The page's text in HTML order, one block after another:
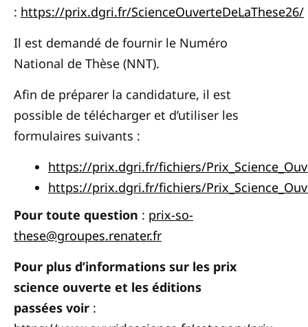
: https://prix.dgri.fr/ScienceOuverteDeLaThese26/
Il est demandé de fournir le Numéro
National de Thèse (NNT).
Afin de préparer la candidature, il est
possible de télécharger et d’utiliser les
formulaires suivants :
https://prix.dgri.fr/fichiers/
https://prix.dgri.fr/fichiers/
Pour toute question : prix-so-
these@groupes.renater.fr
Pour plus d’informations sur les prix
science ouverte et les éditions
passées voir :